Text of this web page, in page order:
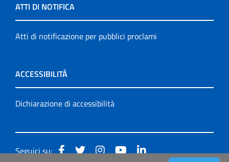
ATTI DI NOTIFICA
Atti di notificazione per pubblici proclami
ACCESSIBILITÀ
Dichiarazione di accessibilità
Seguici su: